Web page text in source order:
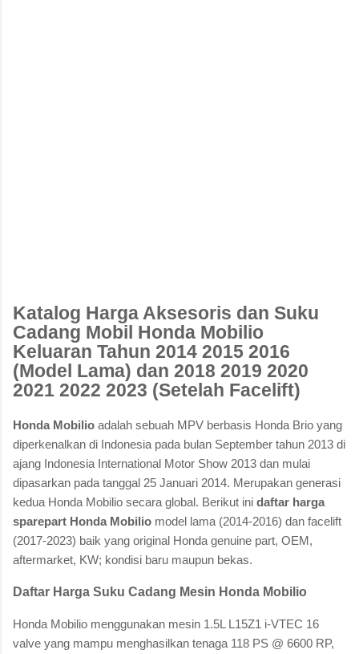
Katalog Harga Aksesoris dan Suku
Cadang Mobil Honda Mobilio
Keluaran Tahun 2014 2015 2016
(Model Lama) dan 2018 2019 2020
2021 2022 2023 (Setelah Facelift)
Honda Mobilio adalah sebuah MPV berbasis Honda Brio yang
diperkenalkan di Indonesia pada bulan September tahun 2013 di
ajang Indonesia International Motor Show 2013 dan mulai
dipasarkan pada tanggal 25 Januari 2014. Merupakan generasi
kedua Honda Mobilio secara global. Berikut ini daftar harga
sparepart Honda Mobilio model lama (2014-2016) dan facelift
(2017-2023) baik yang original Honda genuine part, OEM,
aftermarket, KW; kondisi baru maupun bekas.
Daftar Harga Suku Cadang Mesin Honda Mobilio
Honda Mobilio menggunakan mesin 1.5L L15Z1 i-VTEC 16
valve yang mampu menghasilkan tenaga 118 PS @ 6600 RP,